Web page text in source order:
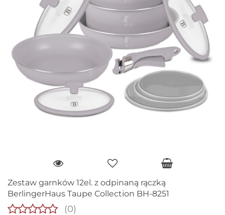
Zestaw garnków 12el. z odpinaną rączką
BerlingerHaus Taupe Collection BH-8251
(0)